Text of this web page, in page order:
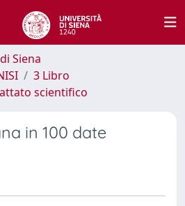
Siena
3 Libro
scientifico
in 100 date